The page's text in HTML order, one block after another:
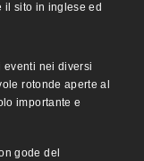
il sito in inglese ed
eventi nei diversi
rotonde aperte al
importante e
gode del